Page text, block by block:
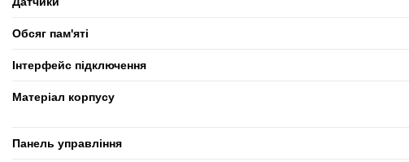
Обсяг пам'яті
Інтерфейс підключення
Матеріал корпусу
Панель управління